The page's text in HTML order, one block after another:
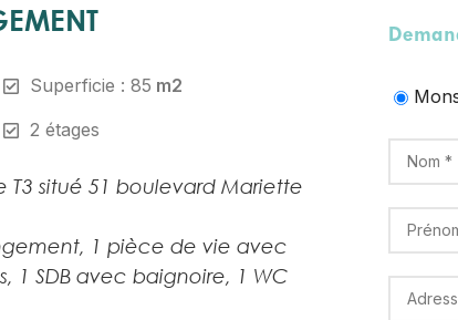
Superficie : 85 m2
2 étages
situé 51 boulevard Mariette
1 pièce de vie avec
1 SDB avec baignoire, 1 WC